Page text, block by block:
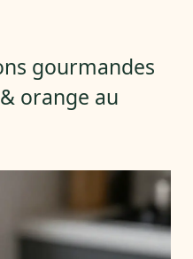
gourmandes
orange au